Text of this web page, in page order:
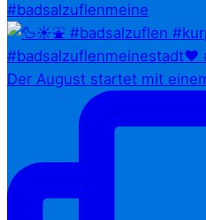
#badsalzuflenmeine
Der August startet mit